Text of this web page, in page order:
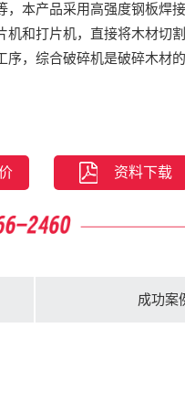
，本产品采用高强度钢板焊
机和打片机，直接将木材切
序，综合破碎机是破碎木材
合破碎机，具有运输快、产量
破碎机无法移动的前提下，提
资料下载
成功案